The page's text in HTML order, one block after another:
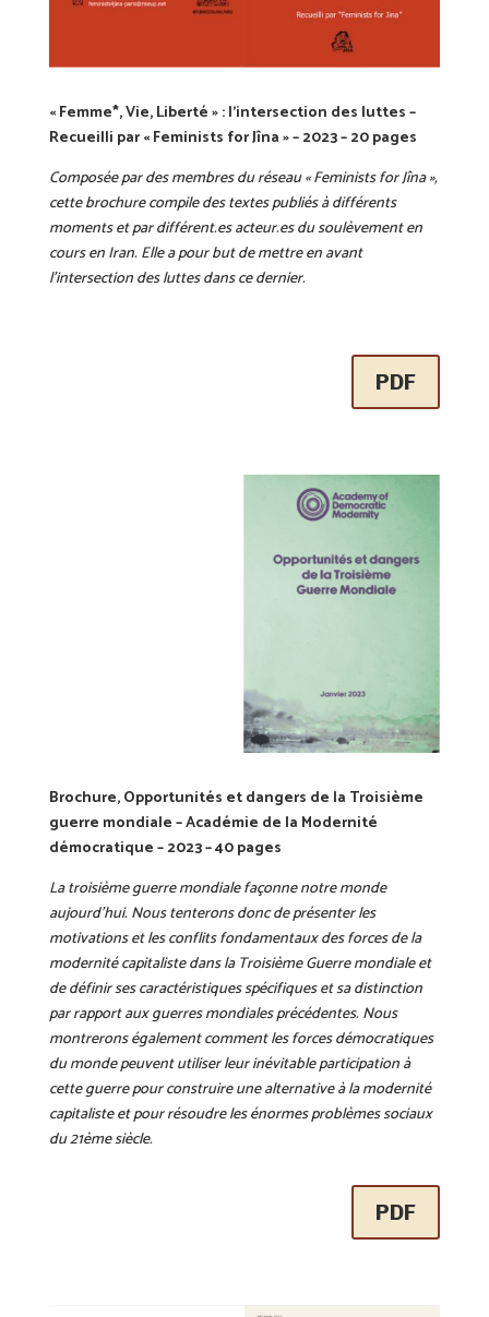
« Femme*, Vie, Liberté » : l’intersection des luttes –
Recueilli par « Feminists for Jîna » – 2023 – 20 pages
Composée par des membres du réseau « Feminists for Jîna »,
cette brochure compile des textes publiés à différents
moments et par différent.es acteur.es du soulèvement en
cours en Iran. Elle a pour but de mettre en avant
l’intersection des luttes dans ce dernier.
PDF
Brochure, Opportunités et dangers de la Troisième
guerre mondiale – Académie de la Modernité
démocratique – 2023 – 40 pages
La troisième guerre mondiale façonne notre monde
aujourd’hui. Nous tenterons donc de présenter les
motivations et les conflits fondamentaux des forces de la
modernité capitaliste dans la Troisième Guerre mondiale et
de définir ses caractéristiques spécifiques et sa distinction
par rapport aux guerres mondiales précédentes. Nous
montrerons également comment les forces démocratiques
du monde peuvent utiliser leur inévitable participation à
cette guerre pour construire une alternative à la modernité
capitaliste et pour résoudre les énormes problèmes sociaux
du 21ème siècle.
PDF